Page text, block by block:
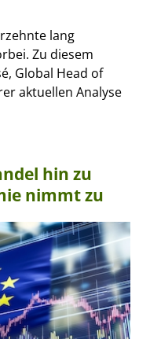
lang
Zu diesem
Global Head of
aktuellen Analyse
hin zu
nimmt zu